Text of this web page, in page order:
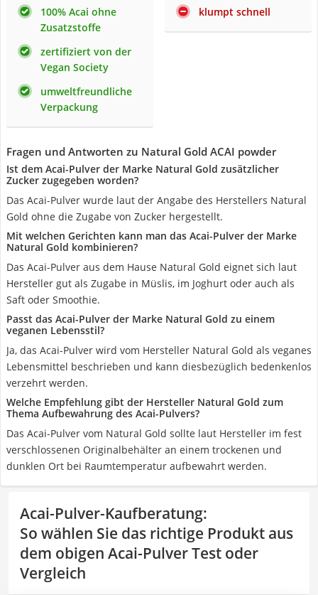
100% Acai ohne
Zusatzstoffe
zertifiziert von der
Vegan Society
umweltfreundliche
Verpackung
klumpt schnell
Fragen und Antworten zu Natural Gold ACAI powder
Ist dem Acai-Pulver der Marke Natural Gold zusätzlicher
Zucker zugegeben worden?
Das Acai-Pulver wurde laut der Angabe des Herstellers Natural
Gold ohne die Zugabe von Zucker hergestellt.
Mit welchen Gerichten kann man das Acai-Pulver der Marke
Natural Gold kombinieren?
Das Acai-Pulver aus dem Hause Natural Gold eignet sich laut
Hersteller gut als Zugabe in Müslis, im Joghurt oder auch als
Saft oder Smoothie.
Passt das Acai-Pulver der Marke Natural Gold zu einem
veganen Lebensstil?
Ja, das Acai-Pulver wird vom Hersteller Natural Gold als veganes
Lebensmittel beschrieben und kann diesbezüglich bedenkenlos
verzehrt werden.
Welche Empfehlung gibt der Hersteller Natural Gold zum
Thema Aufbewahrung des Acai-Pulvers?
Das Acai-Pulver vom Natural Gold ‎sollte laut Hersteller im fest
verschlossenen Originalbehälter an einem trockenen und
dunklen Ort bei Raumtemperatur aufbewahrt werden.
Acai-Pulver-Kaufberatung:
So wählen Sie das richtige Produkt aus
dem obigen Acai-Pulver Test oder
Vergleich